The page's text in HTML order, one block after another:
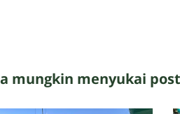
mungkin menyukai